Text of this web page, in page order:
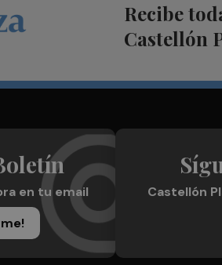
Recibe
Castellón
en tu email
Castellón